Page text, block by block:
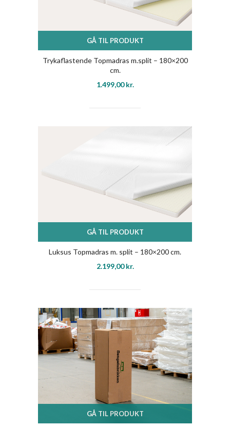
GÅ TIL PRODUKT
Trykaflastende Topmadras m.split – 180×200
cm.
1.499,00kr.
GÅ TIL PRODUKT
Luksus Topmadras m. split – 180×200 cm.
2.199,00kr.
GÅ TIL PRODUKT